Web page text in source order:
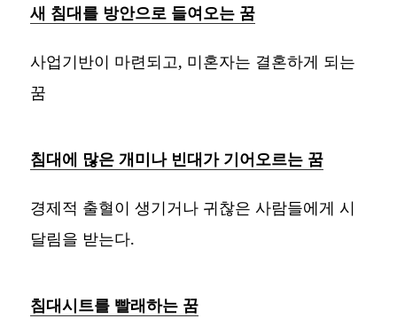
새 침대를 방안으로 들여오는 꿈
사업기반이 마련되고, 미혼자는 결혼하게 되는
꿈
침대에 많은 개미나 빈대가 기어오르는 꿈
경제적 출혈이 생기거나 귀찮은 사람들에게 시
달림을 받는다.
침대시트를 빨래하는 꿈